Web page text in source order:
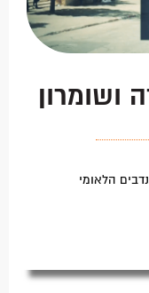
ושומרון
הלאומי